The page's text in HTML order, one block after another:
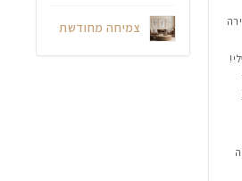
צמיחה מחודשת